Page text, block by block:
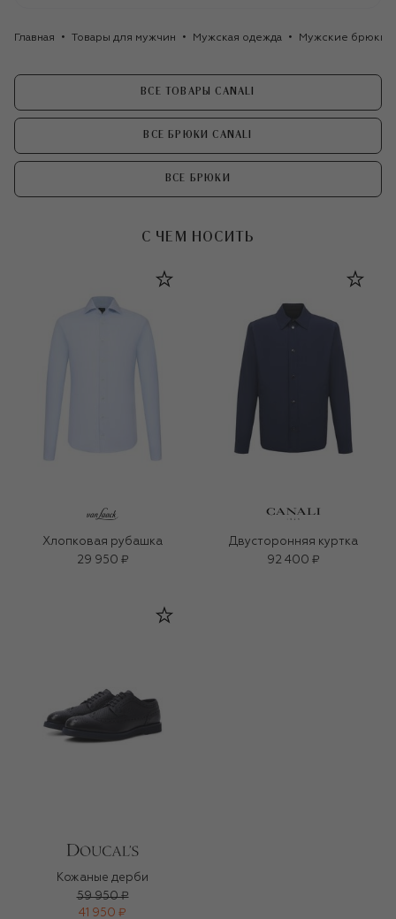
Главная Товары для мужчин Мужская одежда Мужские брюки
ВСЕ ТОВАРЫ CANALI
ВСЕ БРЮКИ CANALI
ВСЕ БРЮКИ
С ЧЕМ НОСИТЬ
Хлопковая рубашка
29 950 ₽
Двусторонняя куртка
92 400 ₽
Кожаные дерби
59 950 ₽
41 950 ₽